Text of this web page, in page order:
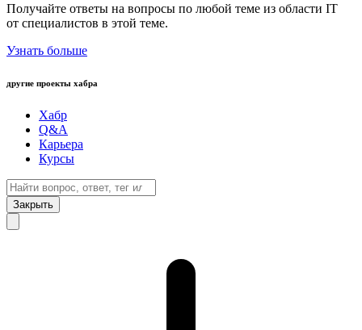
Получайте ответы на вопросы по любой теме из области IT
от специалистов в этой теме.
Узнать больше
другие проекты хабра
Хабр
Q&A
Карьера
Курсы
Закрыть